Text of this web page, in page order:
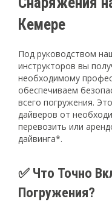
Кемере
Под руководством
инструкторов вы
необходимому
обеспечиваем
всего погружения.
дайверов от
перевозить или
дайвинга*.
✅ Что Точно
Погружения?